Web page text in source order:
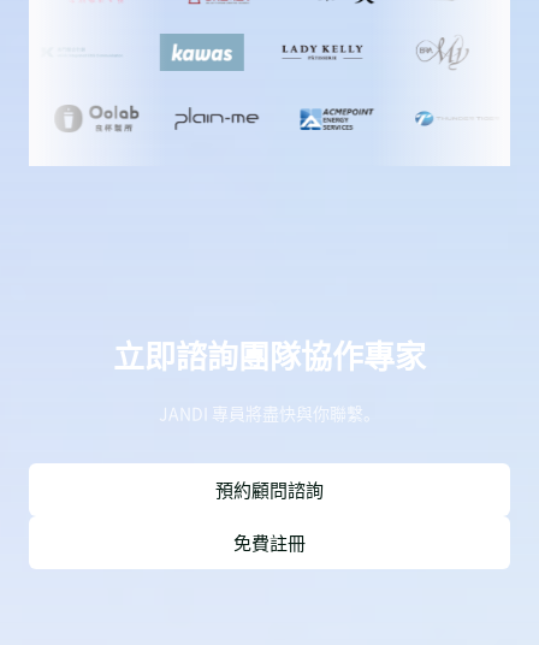
立即諮詢團隊協作專家
JANDI 專員將盡快與你聯繫。
預約顧問諮詢
免費註冊